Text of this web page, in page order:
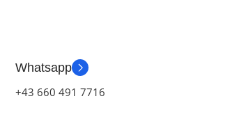
Whatsapp
+43 660 491 7716